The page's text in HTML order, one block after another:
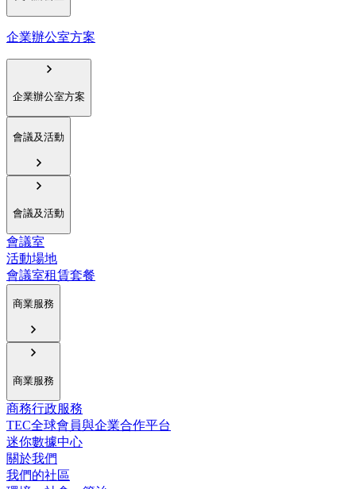
企業辦公室方案
企業辦公室方案
會議及活動
會議及活動
會議室
活動場地
會議室租賃套餐
商業服務
商業服務
商務行政服務
TEC全球會員與企業合作平台
迷你數據中心
關於我們
我們的社區